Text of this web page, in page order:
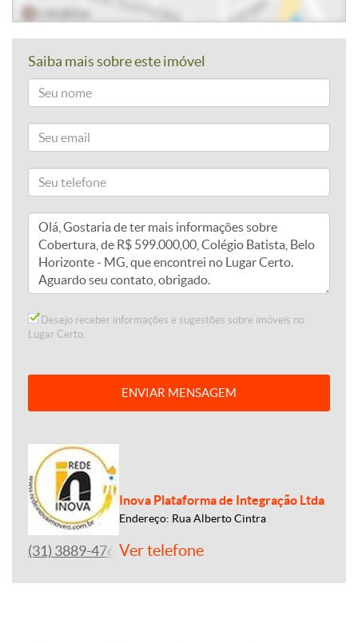
Saiba mais sobre este imóvel
Desejo receber informações e sugestões sobre imóveis no
Lugar Certo.
ENVIAR MENSAGEM
Inova Plataforma de Integração Ltda
Endereço: Rua Alberto Cintra
(31) 3889-4765Ver telefone